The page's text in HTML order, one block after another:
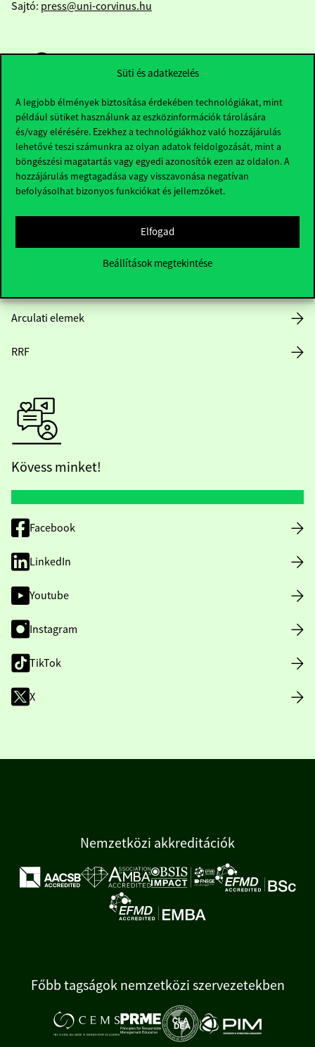
Süti és adatkezelés
A legjobb élmények biztosítása érdekében technológiákat, mint
például sütiket használunk az eszközinformációk tárolására
és/vagy elérésére. Ezekhez a technológiákhoz való hozzájárulás
lehetővé teszi számunkra az olyan adatok feldolgozását, mint a
böngészési magatartás vagy egyedi azonosítók ezen az oldalon. A
hozzájárulás megtagadása vagy visszavonása negatívan
befolyásolhat bizonyos funkciókat és jellemzőket.
Elfogad
Beállítások megtekintése
Sajtó: press@uni-corvinus.hu
Hasznos linkek
Nyitvatartás
Házirend
Közérdekű adatok
Arculati elemek
RRF
Kövess minket!
Facebook
LinkedIn
Youtube
Instagram
TikTok
X
Nemzetközi akkreditációk
Főbb tagságok nemzetközi szervezetekben